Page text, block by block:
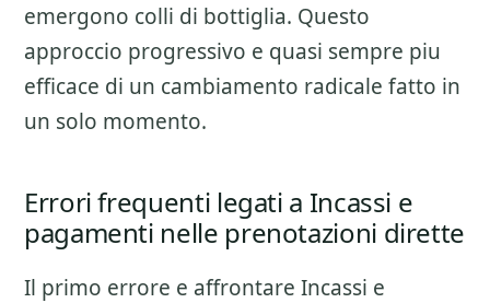
emergono colli di bottiglia. Questo
approccio progressivo e quasi sempre piu
efficace di un cambiamento radicale fatto in
un solo momento.
Errori frequenti legati a Incassi e
pagamenti nelle prenotazioni dirette
Il primo errore e affrontare Incassi e